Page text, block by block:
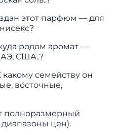
этот парфюм — для
родом аромат —
США..?
какому семейству он
восточные,
полноразмерный
цен).